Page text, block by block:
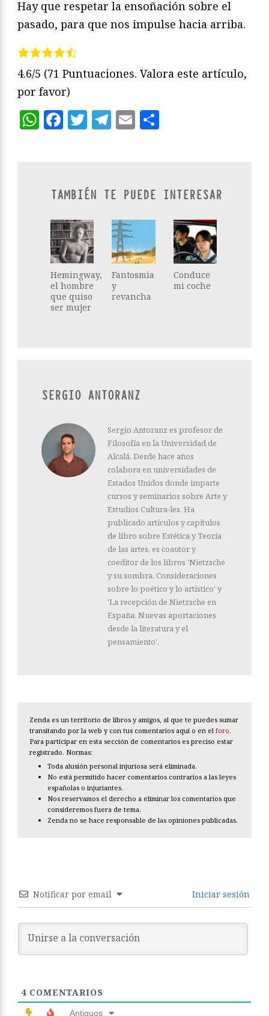
Hay que respetar la ensoñación sobre el
pasado, para que nos impulse hacia arriba.
4.6/5 (71 Puntuaciones. Valora este artículo,
por favor)
WhatsApp
Facebook
Twitter
Telegram
Email
TAMBIÉN TE PUEDE INTERESAR
Hemingway,
el hombre
que quiso
ser mujer
Fantosmia
y
revancha
Conduce
mi coche
SERGIO ANTORANZ
Sergio Antoranz es profesor de
Filosofía en la Universidad de
Alcalá. Desde hace años
colabora en universidades de
Estados Unidos donde imparte
cursos y seminarios sobre Arte y
Estudios Cultura-les. Ha
publicado artículos y capítulos
de libro sobre Estética y Teoría
de las artes, es coautor y
coeditor de los libros 'Nietzsche
y su sombra. Consideraciones
sobre lo poético y lo artístico' y
'La recepción de Nietzsche en
España. Nuevas aportaciones
desde la literatura y el
pensamiento'.
Zenda es un territorio de libros y amigos, al que te puedes sumar
transitando por la web y con tus comentarios aquí o en el foro.
Para participar en esta sección de comentarios es preciso estar
registrado. Normas:
Toda alusión personal injuriosa será eliminada.
No está permitido hacer comentarios contrarios a las leyes
españolas o injuriantes.
Nos reservamos el derecho a eliminar los comentarios que
consideremos fuera de tema.
Zenda no se hace responsable de las opiniones publicadas.
Notificar por email Iniciar sesión
4 COMENTARIOS
Antiguos